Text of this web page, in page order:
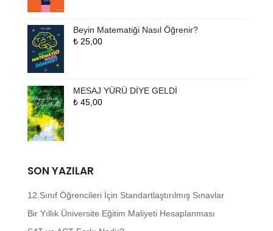
Beyin Matematiği Nasıl Öğrenir?
₺25,00
MESAJ YÜRÜ DİYE GELDİ
₺45,00
SON YAZILAR
12.Sınıf Öğrencileri İçin Standartlaştırılmış Sınavlar
Bir Yıllık Üniversite Eğitim Maliyeti Hesaplanması